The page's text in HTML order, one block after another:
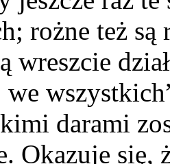
rożne też są
wreszcie
darami
Okazuje się,